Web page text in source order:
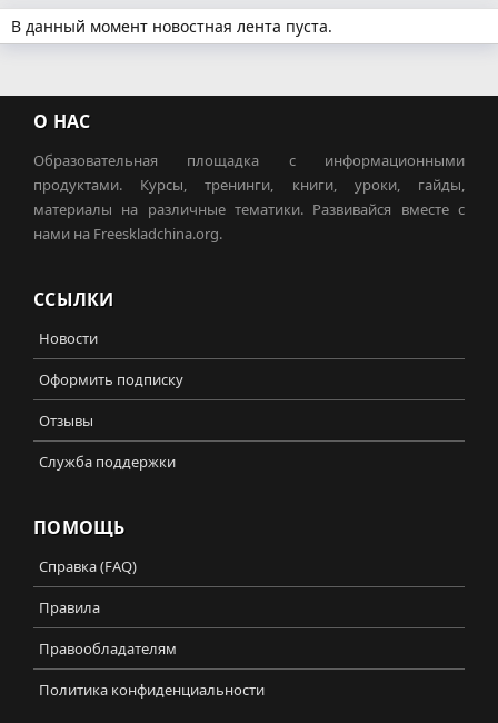
В данный момент новостная лента пуста.
О НАС
Образовательная площадка с информационными
продуктами. Курсы, тренинги, книги, уроки, гайды,
материалы на различные тематики. Развивайся вместе с
нами на Freeskladchina.org.
ССЫЛКИ
Новости
Оформить подписку
Отзывы
Служба поддержки
ПОМОЩЬ
Справка (FAQ)
Правила
Правообладателям
Политика конфиденциальности